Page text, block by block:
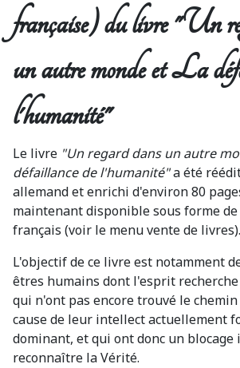
française) du livre "Un
un autre monde et La
l'humanité"
Le livre "Un regard dans un autre
défaillance de l'humanité"a été
allemand et enrichi d'environ 80
maintenant disponible sous forme
français (voir le menu vente de livres).
L'objectif de ce livre est notamment
êtres humains dont l'esprit
qui n'ont pas encore trouvé le chemin
cause de leur intellect actuellement
dominant, et qui ont donc un
reconnaître la Vérité.